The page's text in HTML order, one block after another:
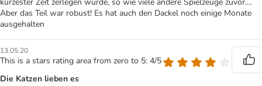
Aber das Teil war robust! Es hat auch den Dackel noch einige Monate
ausgehalten
13.05.20
This is a stars rating area from zero to 5: 4/5
Die Katzen lieben es